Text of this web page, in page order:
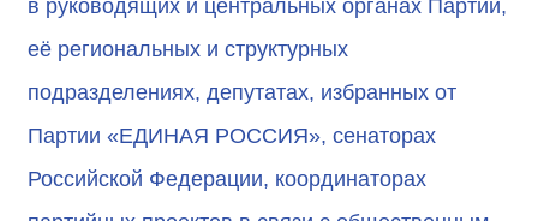
в руководящих и центральных органах Партии,
её региональных и структурных
подразделениях, депутатах, избранных от
Партии «ЕДИНАЯ РОССИЯ», сенаторах
Российской Федерации, координаторах